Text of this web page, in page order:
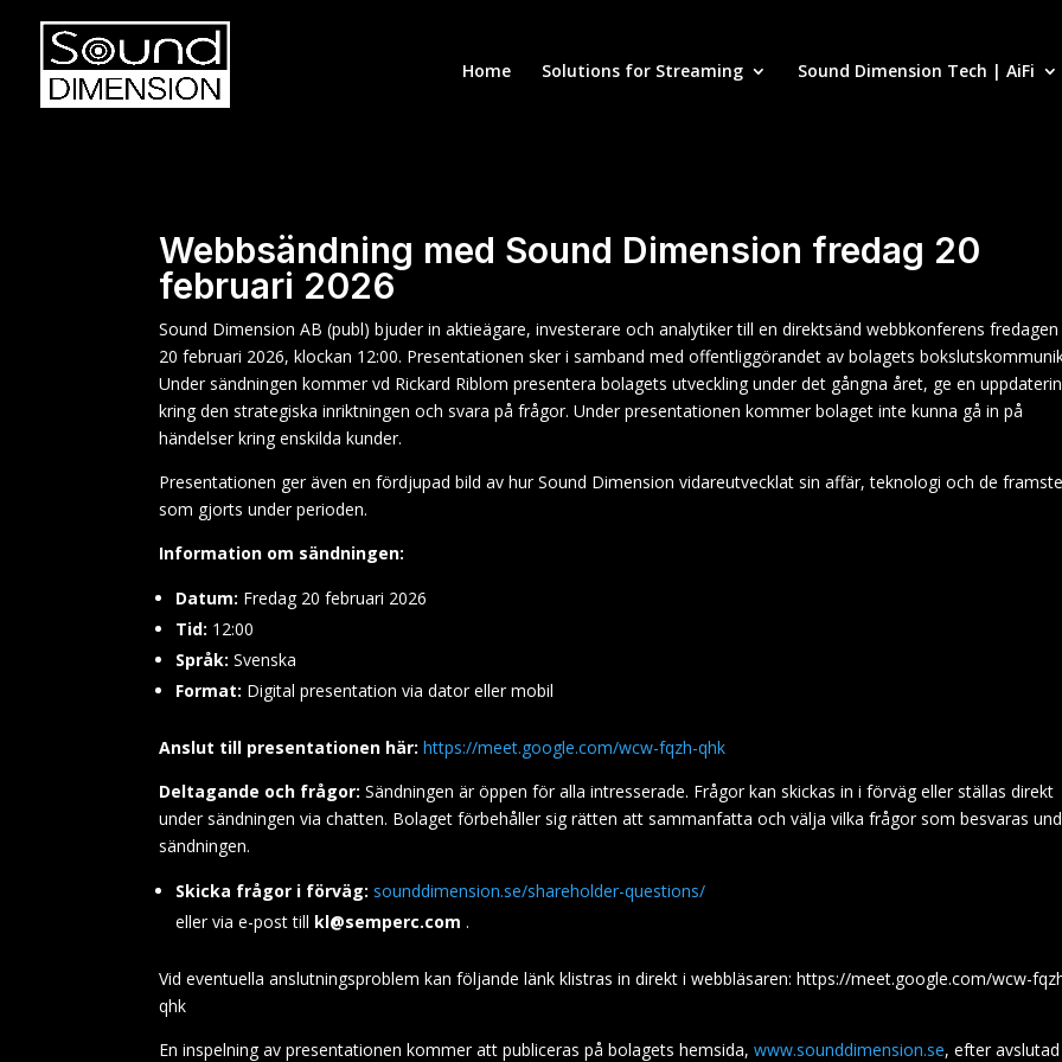
Home Solutions for Streaming Sound Dimension Tech | AiFi
Webbsändning med Sound Dimension fredag 20
februari 2026
Sound Dimension AB (publ) bjuder in aktieägare, investerare och analytiker till en direktsänd webbkonferens fredagen
20 februari 2026, klockan 12:00. Presentationen sker i samband med offentliggörandet av bolagets
Under sändningen kommer vd Rickard Riblom presentera bolagets utveckling under det gångna året, ge en
kring den strategiska inriktningen och svara på frågor. Under presentationen kommer bolaget inte kunna gå in på
händelser kring enskilda kunder.
Presentationen ger även en fördjupad bild av hur Sound Dimension vidareutvecklat sin affär, teknologi och de
som gjorts under perioden.
Information om sändningen:
Datum: Fredag 20 februari 2026
Tid: 12:00
Språk: Svenska
Format: Digital presentation via dator eller mobil
Anslut till presentationen här: https://meet.google.com/wcw-fqzh-qhk
Deltagande och frågor: Sändningen är öppen för alla intresserade. Frågor kan skickas in i förväg eller ställas direkt
under sändningen via chatten. Bolaget förbehåller sig rätten att sammanfatta och välja vilka frågor som besvaras
sändningen.
Skicka frågor i förväg: sounddimension.se/shareholder-questions/
eller via e-post till kl@semperc.com.
Vid eventuella anslutningsproblem kan följande länk klistras in direkt i webbläsaren: https://meet.google.com/wcw-
qhk
En inspelning av presentationen kommer att publiceras på bolagets hemsida,www.sounddimension.se, efter avslutad